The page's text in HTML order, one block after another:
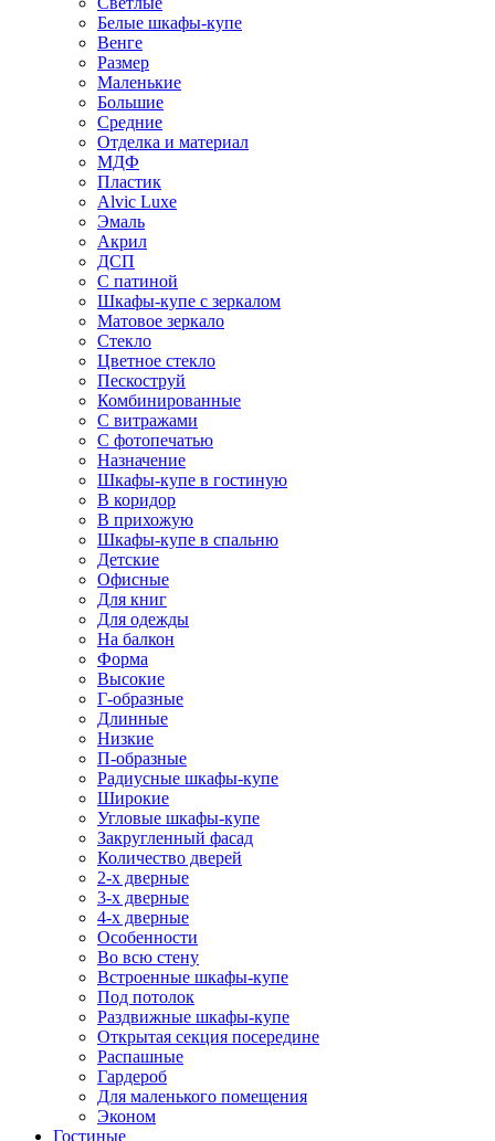
Белые шкафы-купе
Венге
Размер
Маленькие
Большие
Средние
Отделка и материал
МДФ
Пластик
Alvic Luxe
Эмаль
Акрил
ДСП
С патиной
Шкафы-купе с зеркалом
Матовое зеркало
Стекло
Цветное стекло
Пескоструй
Комбинированные
С витражами
С фотопечатью
Назначение
Шкафы-купе в гостиную
В коридор
В прихожую
Шкафы-купе в спальню
Детские
Офисные
Для книг
Для одежды
На балкон
Форма
Высокие
Г-образные
Длинные
Низкие
П-образные
Радиусные шкафы-купе
Широкие
Угловые шкафы-купе
Закругленный фасад
Количество дверей
2-х дверные
3-х дверные
4-х дверные
Особенности
Во всю стену
Встроенные шкафы-купе
Под потолок
Раздвижные шкафы-купе
Открытая секция посередине
Распашные
Гардероб
Для маленького помещения
Эконом
Гостиные